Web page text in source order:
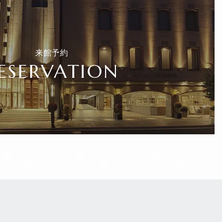
来館予約